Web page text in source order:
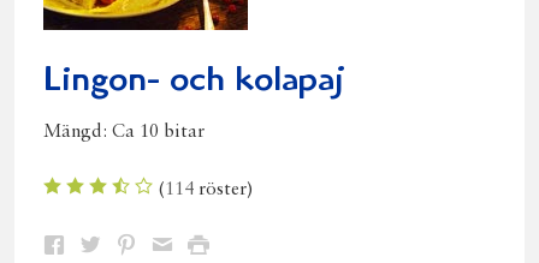
Lingon- och kolapaj
Mängd: Ca 10 bitar
(114 röster)
Dela Dela Dela DelaSkriv